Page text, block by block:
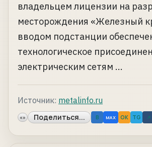
владельцем лицензии на
месторождения «Железный
вводом подстанции
технологическое
электрическим сетям ...
Источник: metalinfo.ru
«» Поделиться... B MAX OK TG ↗